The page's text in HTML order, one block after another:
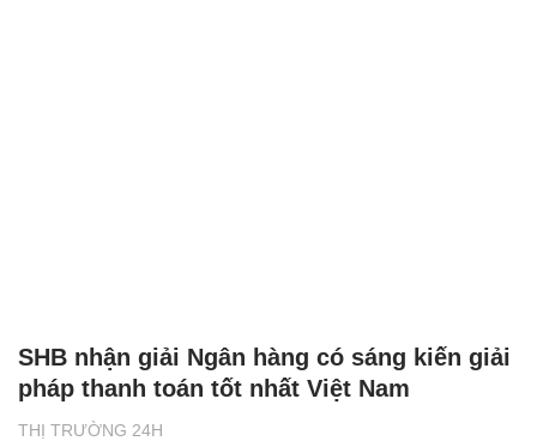
THỊ TRƯỜNG 24H
SHB nhận giải Ngân hàng có sáng kiến giải
pháp thanh toán tốt nhất Việt Nam